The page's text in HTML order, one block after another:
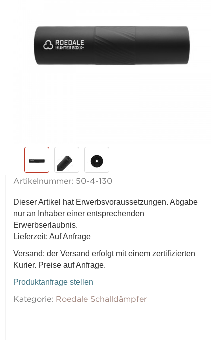
Artikelnummer: 50-4-130
Dieser Artikel hat Erwerbsvoraussetzungen. Abgabe
nur an Inhaber einer entsprechenden
Erwerbserlaubnis.
Lieferzeit: Auf Anfrage
Versand: der Versand erfolgt mit einem zertifizierten
Kurier. Preise auf Anfrage.
Produktanfrage stellen
Kategorie: Roedale Schalldämpfer